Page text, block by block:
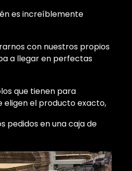
es increíblemente
con nuestros propios
a llegar en perfectas
que tienen para
eligen el producto exacto,
pedidos en una caja de